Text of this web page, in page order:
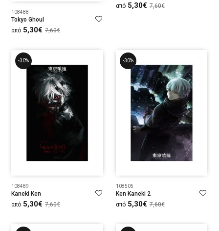
108488
Tokyo Ghoul
από 5,30€ 7,60€
από 5,30€ 7,60€
-30%
108489
Kaneki Ken
από 5,30€ 7,60€
-30%
108505
Ken Kaneki 2
από 5,30€ 7,60€